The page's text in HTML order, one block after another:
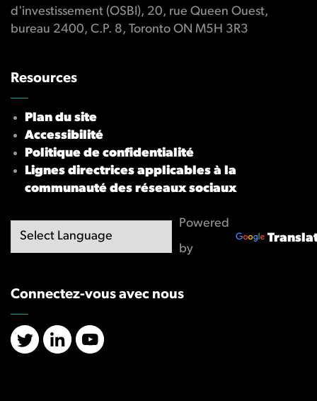
d'investissement (OSBI), 20, rue Queen Ouest,
bureau 2400, C.P. 8, Toronto ON M5H 3R3
Resources
Plan du site
Accessibilité
Politique de confidentialité
Lignes directrices applicables à la
communauté des réseaux sociaux
Powered
by
Connectez-vous avec nous
X/TwitterLinkedInYouTube